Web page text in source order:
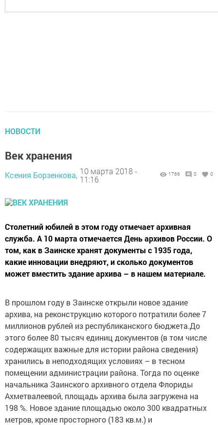
НОВОСТИ
Век хранения
Ксения Борзенкова, 10 марта 2018 -
11:16
1766 0 0
Столетний юбилей в этом году отмечает архивная
служба. А 10 марта отмечается День архивов России. О
том, как в Заинске хранят документы с 1935 года,
какие инновации внедряют, и сколько документов
может вместить здание архива – в нашем материале.
В прошлом году в Заинске открыли новое здание
архива, на реконструкцию которого потратили более 7
миллионов рублей из республиканского бюджета.До
этого более 80 тысяч единиц документов (в том числе
содержащих важные для истории района сведения)
хранились в неподходящих условиях – в тесном
помещении администрации района. Тогда по оценке
начальника Заинского архивного отдела Флориды
Ахметвалеевой, площадь архива была загружена на
198 %. Новое здание площадью около 300 квадратных
метров, кроме просторного (183 кв.м.) и